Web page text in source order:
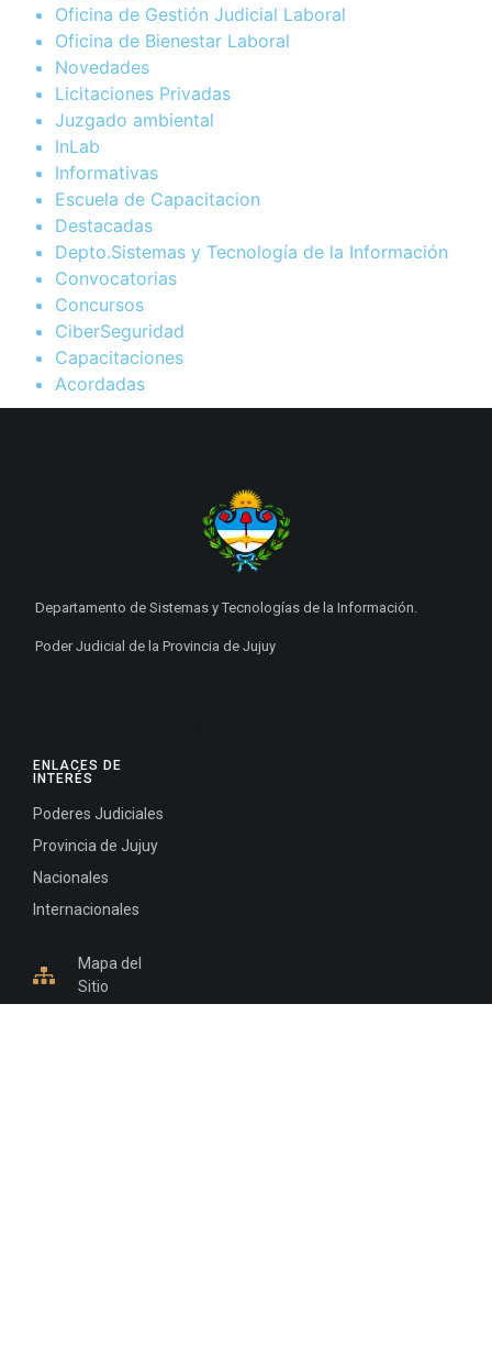
Oficina de Gestión Judicial Laboral
Oficina de Bienestar Laboral
Novedades
Licitaciones Privadas
Juzgado ambiental
InLab
Informativas
Escuela de Capacitacion
Destacadas
Depto.Sistemas y Tecnología de la Información
Convocatorias
Concursos
CiberSeguridad
Capacitaciones
Acordadas
ENLACES DE
INTERÉS
Poderes Judiciales
Provincia de Jujuy
Nacionales
Internacionales
Mapa del
Sitio
Departamento de Sistemas y Tecnologías de la Información.
Poder Judicial de la Provincia de Jujuy